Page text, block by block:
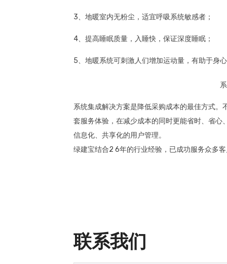
3、地暖室内无粉尘，适宜呼吸系统敏感者；
4、提高睡眠质量，入睡快，保证深度睡眠；
5、地暖系统可刺激人们增加运动量，有助于身
系统集成解决方案是降低采购成本的最佳方式。
套服务体验，在减少成本的同时更能省时、省
信息化、共享化的用户管理。
绿建宝结合2 6年的行业经验，已成功服务众多
联系我们